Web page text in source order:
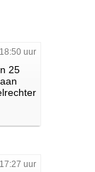
uur
25
uur